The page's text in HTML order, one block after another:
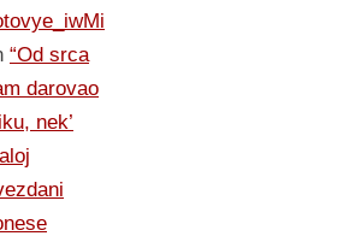
“Od srca
darovao
nek’